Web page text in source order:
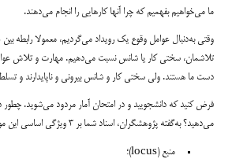
ما می‌خواهیم بفهمیم که چرا آنها کارهایی را انجام می‌دهند.
وقتی به‌دنبال عوامل وقوع یک رویداد می‌گردیم، معمولا رابطه
تلاشمان، سختی کار یا شانس نسبت می‌دهیم. مهارت و تلاش عوامل
دست ما هستند. ولی سختی کار و شانس بیرونی و ناپایدارند و تسلط
فرض کنید که دانشجویید و در امتحان آمار مردود می‌شوید. چطور
می‌دهید؟ به‌گفته پژوهشگران، اسناد شما بر ۳ ویژگی اساسی این موقعیت متمرکز است:
منبع (locus)؛